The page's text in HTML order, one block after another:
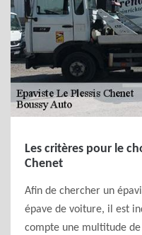
Les critères pour le
Chenet
Afin de chercher un
épave de voiture, il est
compte une multitude